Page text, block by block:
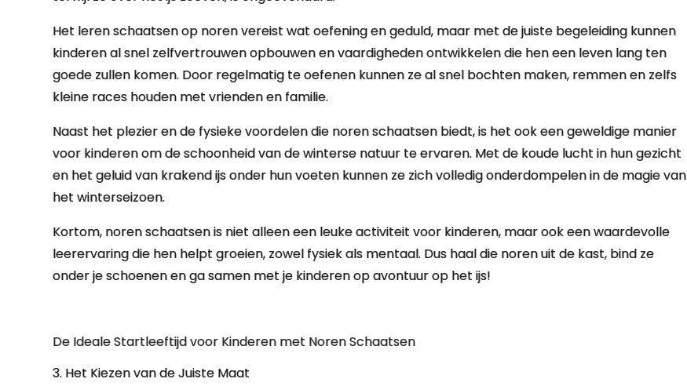
Het leren schaatsen op noren vereist wat oefening en geduld, maar met de juiste begeleiding kunnen
kinderen al snel zelfvertrouwen opbouwen en vaardigheden ontwikkelen die hen een leven lang ten
goede zullen komen. Door regelmatig te oefenen kunnen ze al snel bochten maken, remmen en zelfs
kleine races houden met vrienden en familie.
Naast het plezier en de fysieke voordelen die noren schaatsen biedt, is het ook een geweldige manier
voor kinderen om de schoonheid van de winterse natuur te ervaren. Met de koude lucht in hun gezicht
en het geluid van krakend ijs onder hun voeten kunnen ze zich volledig onderdompelen in de magie van
het winterseizoen.
Kortom, noren schaatsen is niet alleen een leuke activiteit voor kinderen, maar ook een waardevolle
leerervaring die hen helpt groeien, zowel fysiek als mentaal. Dus haal die noren uit de kast, bind ze
onder je schoenen en ga samen met je kinderen op avontuur op het ijs!
De Ideale Startleeftijd voor Kinderen met Noren Schaatsen
3. Het Kiezen van de Juiste Maat